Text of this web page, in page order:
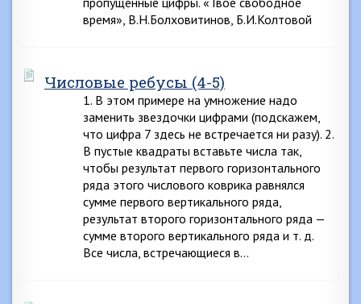
время», В.Н.Болховитинов, Б.И.Колтовой
Числовые ребусы (4-5)
1. В этом примере на умножение надо
заменить звездочки цифрами (подскажем,
что цифра 7 здесь не встречается ни разу). 2.
В пустые квадраты вставьте числа так,
чтобы результат первого горизонтального
ряда этого числового коврика равнялся
сумме первого вертикального ряда,
результат второго горизонтального ряда —
сумме второго вертикального ряда и т. д.
Все числа, встречающиеся в…